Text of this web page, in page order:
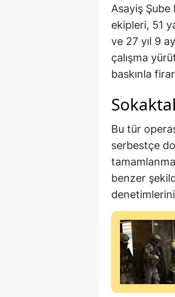
Asayiş
ekipleri, 51
ve 27 yıl 9
çalışma
baskınla
Bu tür
serbestçe
benzer